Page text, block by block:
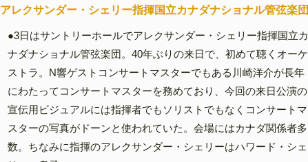
アレクサンダー・シェリー指揮国立カナダナショナル管弦楽団
●3日はサントリーホールでアレクサンダー・シェリー指揮国立カ
ナダナショナル管弦楽団。40年ぶりの来日で、初めて聴くオーケ
ストラ。N響ゲストコンサートマスターでもある川崎洋介が長年
にわたってコンサートマスターを務めており、今回の来日公演の
宣伝用ビジュアルには指揮者でもソリストでもなくコンサートマ
スターの写真がドーンと使われていた。会場にはカナダ関係者多
数。ちなみに指揮のアレクサンダー・シェリーはハワード・シェ